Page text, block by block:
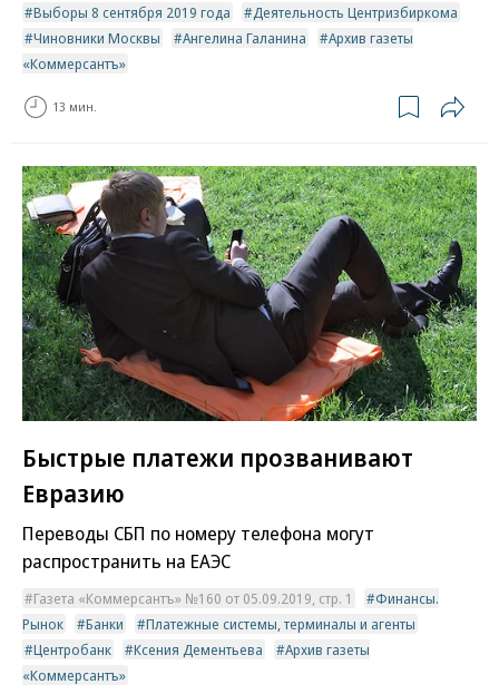
Выборы 8 сентября 2019 года
Деятельность Центризбиркома
Чиновники Москвы
Ангелина Галанина
Архив газеты
«Коммерсантъ»
13 мин.
Быстрые платежи прозванивают
Евразию
Переводы СБП по номеру телефона могут
распространить на ЕАЭС
Газета «Коммерсантъ» №160 от 05.09.2019, стр. 1
Финансы.
Рынок
Банки
Платежные системы, терминалы и агенты
Центробанк
Ксения Дементьева
Архив газеты
«Коммерсантъ»